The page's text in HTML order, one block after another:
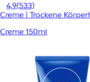
4,9(533)
Creme | Trockene
Creme 150ml